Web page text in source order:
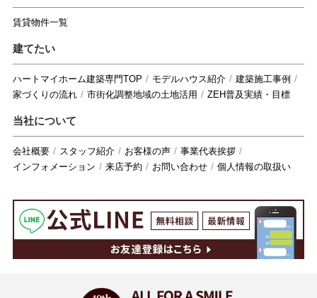
賃貸物件一覧
建てたい
ハートマイホーム建築専門TOP モデルハウス紹介
建築施工事例
家づくりの流れ
市街化調整地域の土地活用 ZEH普及実績・目標
当社について
会社概要 スタッフ紹介 お客様の声
事業代表挨拶
インフォメーション
来店予約 お問い合わせ 個人情報の取扱い